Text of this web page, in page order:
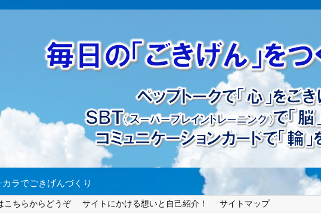
カラでごきげんづくり
こちらからどうぞ サイトにかける想いと自己紹介！ サイトマップ